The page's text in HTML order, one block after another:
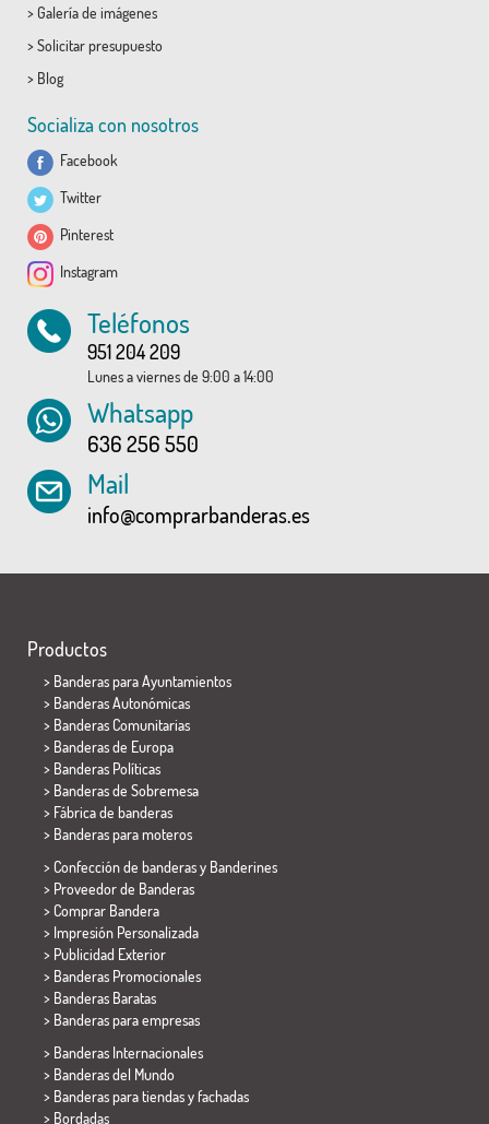
> Galería de imágenes
> Solicitar presupuesto
> Blog
Socializa con nosotros
Facebook
Twitter
Pinterest
Instagram
Teléfonos
951 204 209
Lunes a viernes de 9:00 a 14:00
Whatsapp
636 256 550
Mail
info@comprarbanderas.es
Productos
> Banderas para Ayuntamientos
> Banderas Autonómicas
> Banderas Comunitarias
> Banderas de Europa
> Banderas Políticas
> Banderas de Sobremesa
> Fábrica de banderas
> Banderas para moteros
> Confección de banderas y Banderines
> Proveedor de Banderas
> Comprar Bandera
> Impresión Personalizada
> Publicidad Exterior
> Banderas Promocionales
> Banderas Baratas
> Banderas para empresas
> Banderas Internacionales
> Banderas del Mundo
> Banderas para tiendas y fachadas
> Bordadas